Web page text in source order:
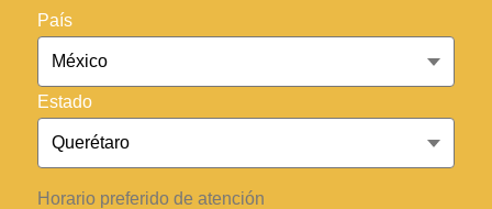
País
Estado
Horario preferido de atención